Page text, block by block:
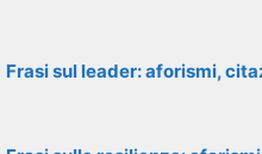
Frasi sul leader: aforismi,